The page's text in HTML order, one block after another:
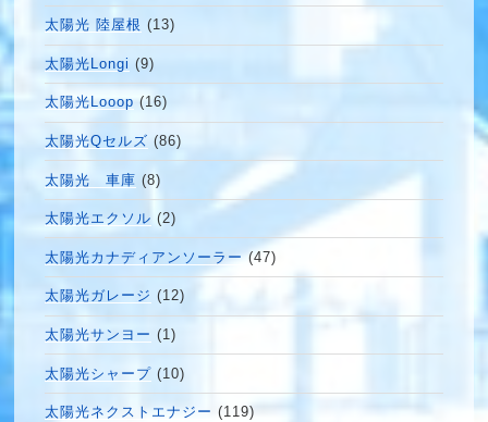
太陽光 陸屋根 (13)
太陽光Longi (9)
太陽光Looop (16)
太陽光Qセルズ (86)
太陽光 車庫 (8)
太陽光エクソル (2)
太陽光カナディアンソーラー(47)
太陽光ガレージ (12)
太陽光サンヨー (1)
太陽光シャープ (10)
太陽光ネクストエナジー (119)